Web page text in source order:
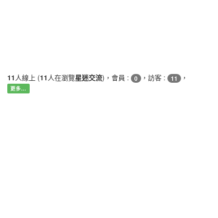
11 人線上 (11 人在瀏覽星迷交流)，會員 : 0 ，訪客 : 11 ，
更多…